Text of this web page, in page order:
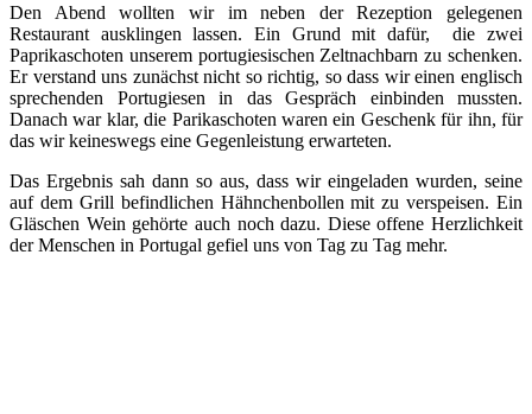
Den Abend wollten wir im neben der Rezeption gelegenen
Restaurant ausklingen lassen. Ein Grund mit dafür, die zwei
Paprikaschoten unserem portugiesischen Zeltnachbarn zu schenken.
Er verstand uns zunächst nicht so richtig, so dass wir einen englisch
sprechenden Portugiesen in das Gespräch einbinden mussten.
Danach war klar, die Parikaschoten waren ein Geschenk für ihn, für
das wir keineswegs eine Gegenleistung erwarteten.
Das Ergebnis sah dann so aus, dass wir eingeladen wurden, seine
auf dem Grill befindlichen Hähnchenbollen mit zu verspeisen. Ein
Gläschen Wein gehörte auch noch dazu. Diese offene Herzlichkeit
der Menschen in Portugal gefiel uns von Tag zu Tag mehr.